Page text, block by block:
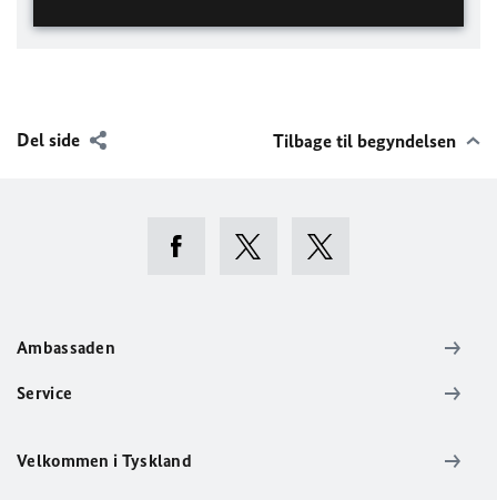
Del side Tilbage til begyndelsen
Ambassaden
Service
Velkommen i Tyskland